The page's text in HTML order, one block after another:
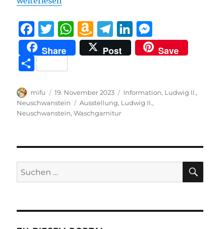
F
a
c
e
b
o
T
w
it
te
r
W
h
at
A
p
A
m
a
o
n
W
h
st
T
el
e
r
a
Li
n
k
d
I
e
ss
n
g
Share Post Save
T
le
n
Autor
mifu
Veröffentlicht
am
19. November 2023 Kategorien
Information, Ludwig II.,
Neuschwanstein
Schlagwörter
Ausstellung, Ludwig II.,
Neuschwanstein,Waschgarnitur
Suchen
nach: